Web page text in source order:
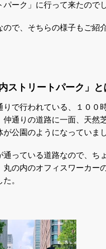
パーク」に行って来たので
ので、そちらの様子もご紹
内ストリートパーク」
りで行われている、１００
仲通りの道路に一面、天然
が公園のようになっていまし
通っている道路なので、ち
丸の内のオフィスワーカー
。